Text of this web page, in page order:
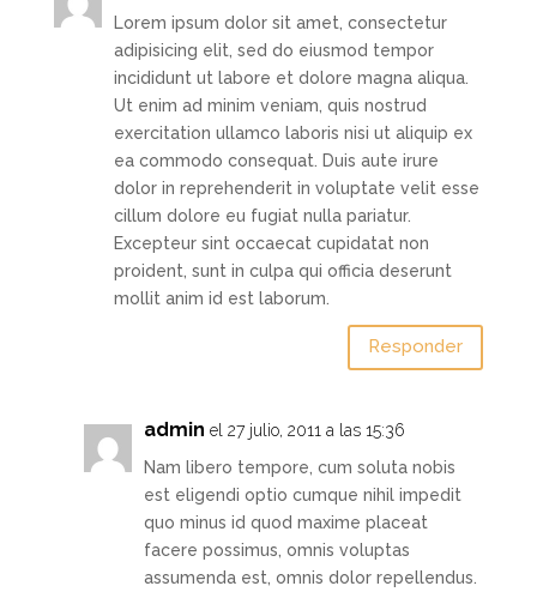
Lorem ipsum dolor sit amet, consectetur
adipisicing elit, sed do eiusmod tempor
incididunt ut labore et dolore magna aliqua.
Ut enim ad minim veniam, quis nostrud
exercitation ullamco laboris nisi ut aliquip ex
ea commodo consequat. Duis aute irure
dolor in reprehenderit in voluptate velit esse
cillum dolore eu fugiat nulla pariatur.
Excepteur sint occaecat cupidatat non
proident, sunt in culpa qui officia deserunt
mollit anim id est laborum.
Responder
admin el 27 julio, 2011 a las 15:36
Nam libero tempore, cum soluta nobis
est eligendi optio cumque nihil impedit
quo minus id quod maxime placeat
facere possimus, omnis voluptas
assumenda est, omnis dolor repellendus.